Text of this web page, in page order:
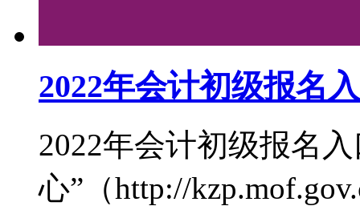
2022年会计初级报名
2022年会计初级报名
心”（http://